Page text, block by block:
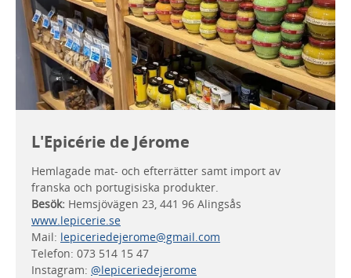
L'Epicérie de Jérome
Hemlagade mat- och efterrätter samt import av
franska och portugisiska produkter.
Besök: Hemsjövägen 23, 441 96 Alingsås
www.lepicerie.se
Mail: lepiceriedejerome@gmail.com
Telefon: 073 514 15 47
Instagram: @lepiceriedejerome